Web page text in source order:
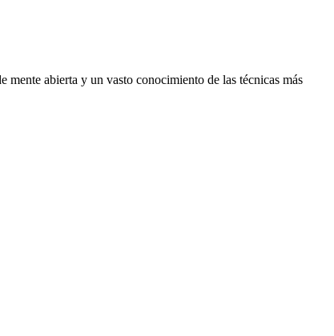
mente abierta y un vasto conocimiento de las técnicas más